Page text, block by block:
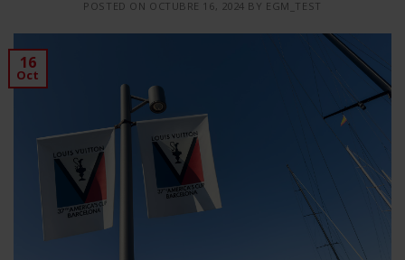
POSTED ON OCTUBRE 16, 2024 BY EGM_TEST
16
Oct